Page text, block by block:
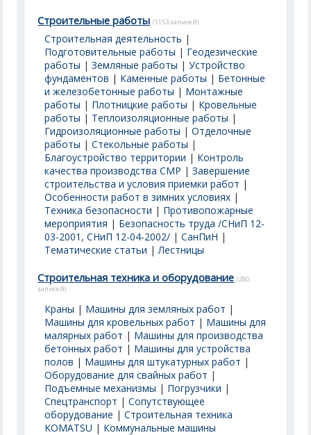
Строительные работы (1153 записей)
Строительная деятельность |
Подготовительные работы | Геодезические
работы |Земляные работы |Устройство
фундаментов | Каменные работы | Бетонные
и железобетонные работы | Монтажные
работы | Плотницкие работы | Кровельные
работы | Теплоизоляционные работы |
Гидроизоляционные работы |Отделочные
работы |Стекольные работы |
Благоустройство территории | Контроль
качества производства СМР |Завершение
строительства и условия приемки работ |
Особенности работ в зимних условиях |
Техника безопасности | Противопожарные
мероприятия | Безопасность труда /СНиП 12-
03-2001, СНиП 12-04-2002/ |СанПиН |
Тематические статьи |Лестницы
Строительная техника и оборудование (280
записей)
Краны | Машины для земляных работ |
Машины для кровельных работ | Машины для
малярных работ | Машины для производства
бетонных работ | Машины для устройства
полов | Машины для штукатурных работ |
Оборудование для свайных работ |
Подъемные механизмы | Погрузчики |
Спецтранспорт |Сопутствующее
оборудование |Строительная техника
KOMATSU | Коммунальные машины